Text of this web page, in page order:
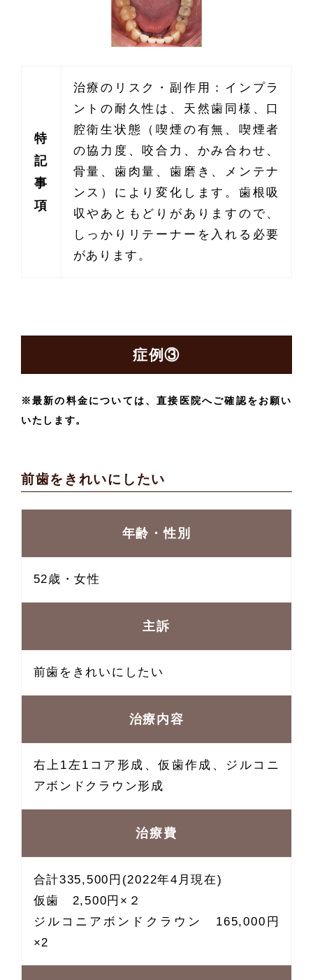
特
記
事
項
治療のリスク・副作用：インプラ
ントの耐久性は、天然歯同様、口
腔衛生状態（喫煙の有無、喫煙者
の協力度、咬合力、かみ合わせ、
骨量、歯肉量、歯磨き、メンテナ
ンス）により変化します。歯根吸
収やあともどりがありますので、
しっかりリテーナーを入れる必要
があります。
症例③
※最新の料金については、直接医院へご確認をお願い
いたします。
前歯をきれいにしたい
年齢・性別
52歳・女性
主訴
前歯をきれいにしたい
治療内容
右上1左1コア形成、仮歯作成、ジルコニ
アボンドクラウン形成
治療費
合計335,500円(2022年4月現在)
仮歯 2,500円×２
ジルコニアボンドクラウン 165,000円
×2